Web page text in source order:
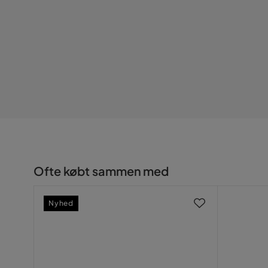
Ofte købt sammen med
Nyhed